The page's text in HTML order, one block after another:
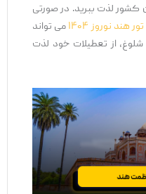
لذت ببرید. در صورتی
هند نوروز ۱۴۰۴
می ‌تواند
از تعطیلات خود لذت